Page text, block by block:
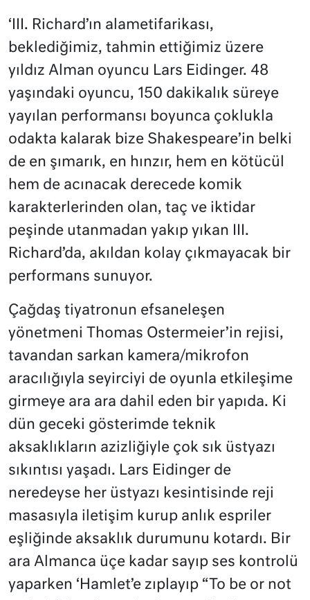
‘III. Richard’ın alametifarikası,
beklediğimiz, tahmin ettiğimiz üzere
yıldız Alman oyuncu Lars Eidinger. 48
yaşındaki oyuncu, 150 dakikalık süreye
yayılan performansı boyunca çoklukla
odakta kalarak bize Shakespeare’in belki
de en şımarık, en hınzır, hem en kötücül
hem de acınacak derecede komik
karakterlerinden olan, taç ve iktidar
peşinde utanmadan yakıp yıkan III.
Richard’da, akıldan kolay çıkmayacak bir
performans sunuyor.
Çağdaş tiyatronun efsaneleşen
yönetmeni Thomas Ostermeier’in rejisi,
tavandan sarkan kamera/mikrofon
aracılığıyla seyirciyi de oyunla etkileşime
girmeye ara ara dahil eden bir yapıda. Ki
dün geceki gösterimde teknik
aksaklıkların azizliğiyle çok sık üstyazı
sıkıntısı yaşadı. Lars Eidinger de
neredeyse her üstyazı kesintisinde reji
masasıyla iletişim kurup anlık espriler
eşliğinde aksaklık durumunu kotardı. Bir
ara Almanca üçe kadar sayıp ses kontrolü
yaparken ‘Hamlet’e zıplayıp “To be or not